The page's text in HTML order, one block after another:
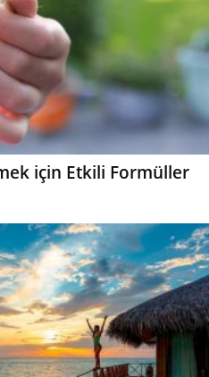
için Etkili Formüller